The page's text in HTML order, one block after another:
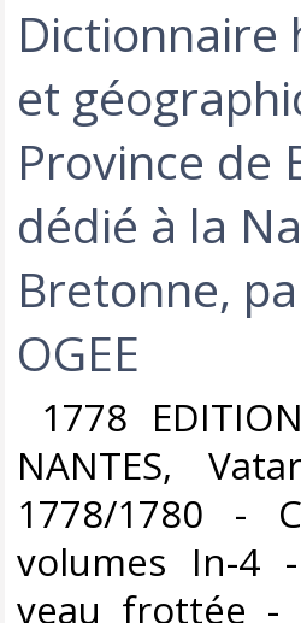
‎Dictionnaire
et
Province de
dédié à la
Bretonne,
OGEE ‎
1778
NANTES,
1778/1780 -
volumes In-4
veau frottée -